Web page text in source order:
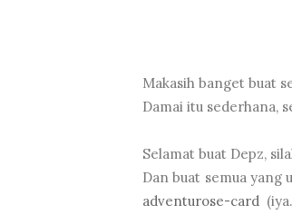
Makasih banget buat
Damai itu sederhana,
Selamat buat Depz,
Dan buat semua yang
adventurose-card